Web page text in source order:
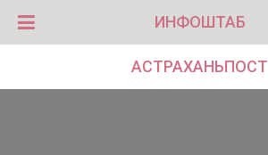
ИНФОШТАБ
АСТРАХАНЬПОСТ